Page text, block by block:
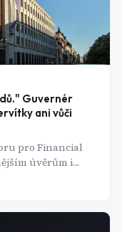
Guvernér
ani vůči
pro Financial
úvěrům i
Podle jeho slov